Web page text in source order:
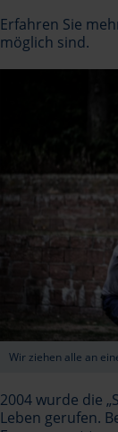
Erfahren Sie
möglich sind.
Wir ziehen alle an
2004 wurde die
Leben gerufen.